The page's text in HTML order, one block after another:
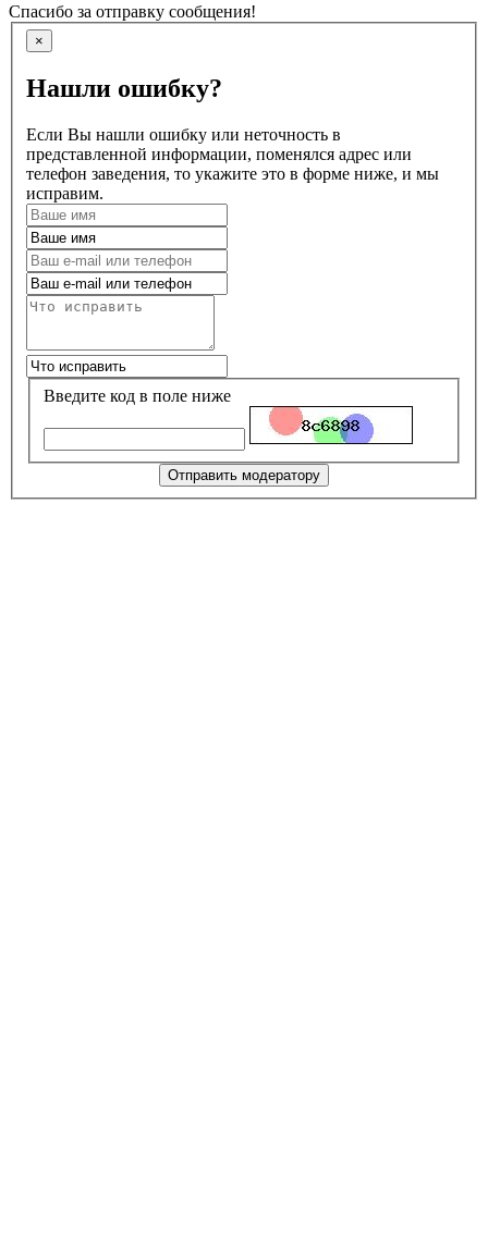
Спасибо за отправку сообщения!
×
Нашли ошибку?
Если Вы нашли ошибку или неточность в
представленной информации, поменялся адрес или
телефон заведения, то укажите это в форме ниже, и мы
исправим.
Введите код в поле ниже
Отправить модератору